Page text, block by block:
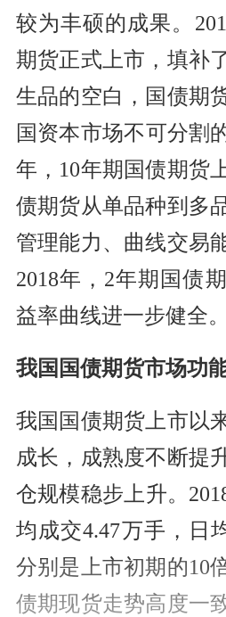
较为丰硕的成果。
期货正式上市，填补
生品的空白，国债期
国资本市场不可分割
年，10年期国债期货
债期货从单品种到多
管理能力、曲线交易
2018年，2年期国债
益率曲线进一步健全。
我国国债期货市场功
我国国债期货上市以
成长，成熟度不断提
仓规模稳步上升。
均成交4.47万手，日
分别是上市初期的10
债期现货走势高度一